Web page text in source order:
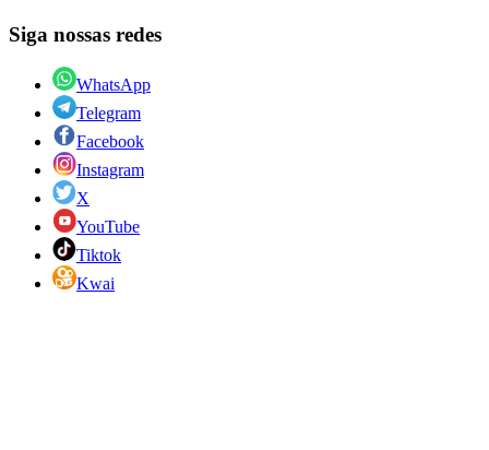
Siga nossas redes
WhatsApp
Telegram
Facebook
Instagram
X
YouTube
Tiktok
Kwai